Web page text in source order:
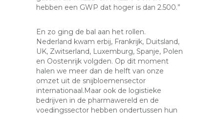
hebben een GWP dat hoger is dan 2.500.”
En zo ging de bal aan het rollen.
Nederland kwam erbij, Frankrijk, Duitsland,
UK, Zwitserland, Luxemburg, Spanje, Polen
en Oostenrijk volgden. Op dit moment
halen we meer dan de helft van onze
omzet uit de snijbloemensector
internationaal.Maar ook de logistieke
bedrijven in de pharmawereld en de
voedingssector hebben ondertussen hun